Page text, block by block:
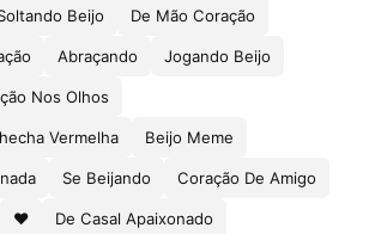
Beijo De Mão Coração
Abraçando Jogando Beijo
Nos Olhos
Vermelha Beijo Meme
Se Beijando Coração De Amigo
❤️ De Casal Apaixonado